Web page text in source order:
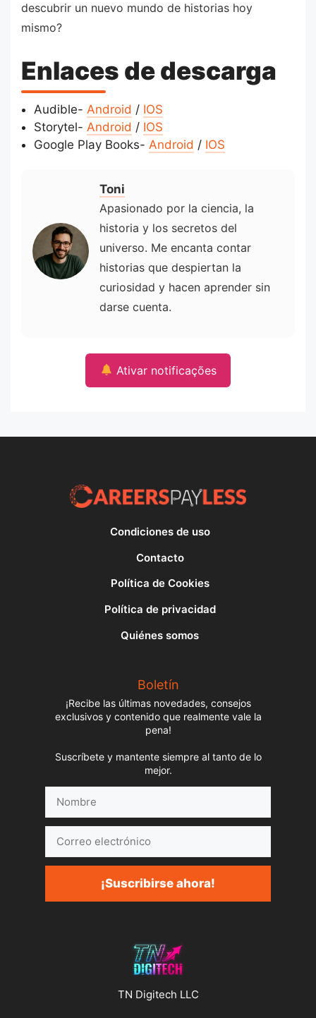
descubrir un nuevo mundo de historias hoy
mismo?
Enlaces de descarga
Audible- Android / IOS
Storytel- Android / IOS
Google Play Books- Android / IOS
Toni
Apasionado por la ciencia, la
historia y los secretos del
universo. Me encanta contar
historias que despiertan la
curiosidad y hacen aprender sin
darse cuenta.
Ativar notificações
Condiciones de uso
Contacto
Política de Cookies
Política de privacidad
Quiénes somos
Boletín
¡Recibe las últimas novedades, consejos
exclusivos y contenido que realmente vale la
pena!
Suscríbete y mantente siempre al tanto de lo
mejor.
electrónico
¡Suscribirse ahora!
TN Digitech LLC